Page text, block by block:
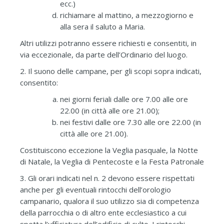
ecc.)
richiamare al mattino, a mezzogiorno e
alla sera il saluto a Maria.
Altri utilizzi potranno essere richiesti e consentiti, in
via eccezionale, da parte dell’Ordinario del luogo.
2. Il suono delle campane, per gli scopi sopra indicati,
consentito:
nei giorni feriali dalle ore 7.00 alle ore
22.00 (in città alle ore 21.00);
nei festivi dalle ore 7.30 alle ore 22.00 (in
città alle ore 21.00).
Costituiscono eccezione la Veglia pasquale, la Notte
di Natale, la Veglia di Pentecoste e la Festa Patronale
3. Gli orari indicati nel n. 2 devono essere rispettati
anche per gli eventuali rintocchi dell’orologio
campanario, qualora il suo utilizzo sia di competenza
della parrocchia o di altro ente ecclesiastico a cui